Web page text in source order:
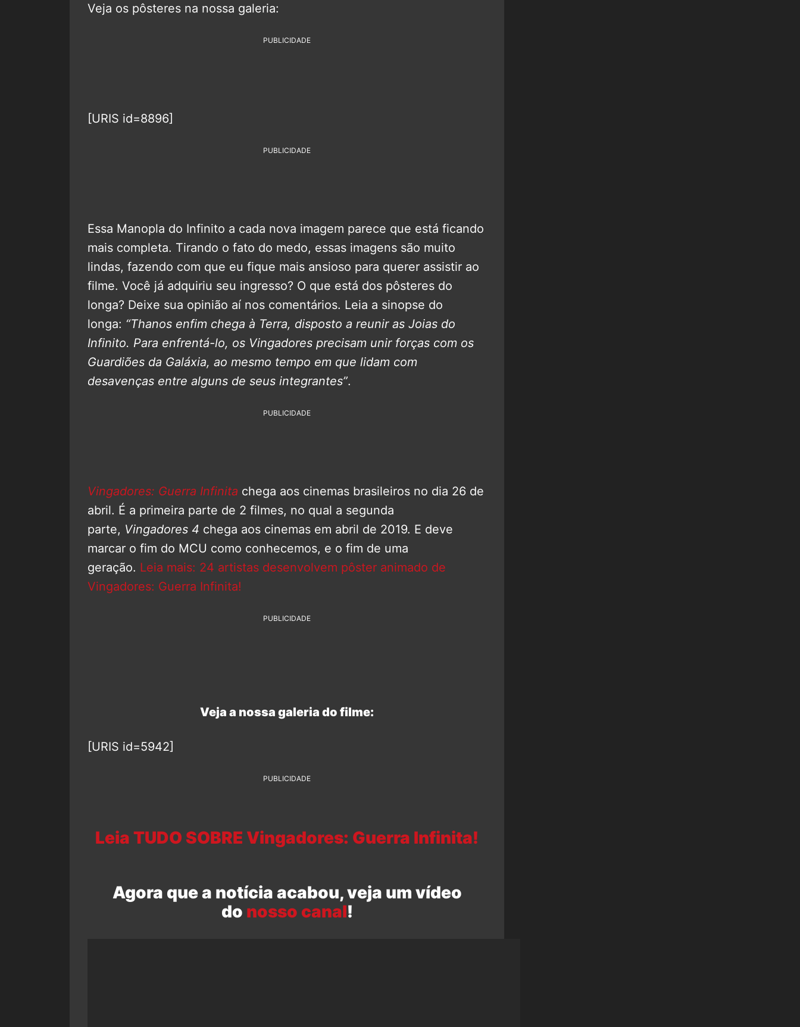
Veja os pôsteres na nossa galeria:
PUBLICIDADE
[URIS id=8896]
PUBLICIDADE
Essa Manopla do Infinito a cada nova imagem parece que está ficando
mais completa. Tirando o fato do medo, essas imagens são muito
lindas, fazendo com que eu fique mais ansioso para querer assistir ao
filme. Você já adquiriu seu ingresso? O que está dos pôsteres do
longa? Deixe sua opinião aí nos comentários. Leia a sinopse do
longa: “Thanos enfim chega à Terra, disposto a reunir as Joias do
Infinito. Para enfrentá-lo, os Vingadores precisam unir forças com os
Guardiões da Galáxia, ao mesmo tempo em que lidam com
desavenças entre alguns de seus integrantes”.
PUBLICIDADE
Vingadores: Guerra Infinita chega aos cinemas brasileiros no dia 26 de
abril. É a primeira parte de 2 filmes, no qual a segunda
parte, Vingadores 4 chega aos cinemas em abril de 2019. E deve
marcar o fim do MCU como conhecemos, e o fim de uma
geração. Leia mais: 24 artistas desenvolvem pôster animado de
Vingadores: Guerra Infinita!
PUBLICIDADE
Veja a nossa galeria do filme:
[URIS id=5942]
PUBLICIDADE
Leia TUDO SOBRE Vingadores: Guerra Infinita!
Agora que a notícia acabou, veja um vídeo
do nosso canal!